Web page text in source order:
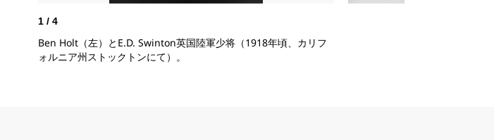
1 / 4
Ben Holt（左）とE.D. Swinton英国陸軍少将（1918年頃、カリフ
ォルニア州ストックトンにて）。